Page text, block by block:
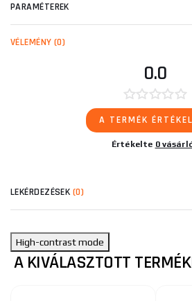
PARAMÉTEREK
VÉLEMÉNY (0)
0.0
A TERMÉK
Értékelte 0
LEKÉRDEZÉSEK (0)
High-contrast mode
A KIVÁLASZTOTT